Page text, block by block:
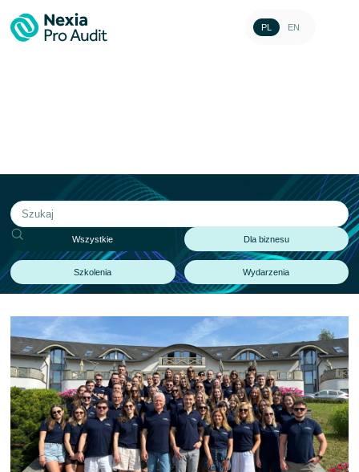
PL EN
Wszystkie Dla biznesu
Szkolenia Wydarzenia